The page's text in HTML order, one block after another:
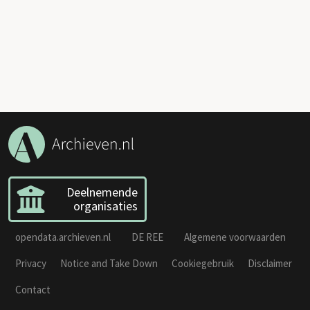
Deelnemende
organisaties
opendata.archieven.nl DE REE
Algemene voorwaarden
Privacy
Notice and Take Down Cookiegebruik
Disclaimer
Contact